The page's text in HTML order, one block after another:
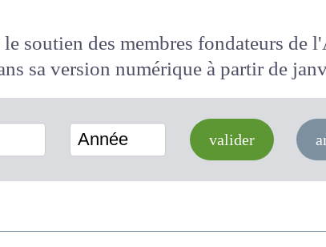
soutien des membres fondateurs de
dans sa version numériqueà partir
Année valider